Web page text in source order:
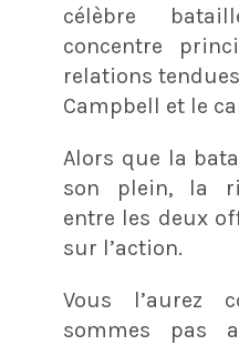
célèbre
concentre
relations
Campbell et le
Alors que la
son plein, la
entre les deux
sur l’action.
Vous l’aurez
sommes pas